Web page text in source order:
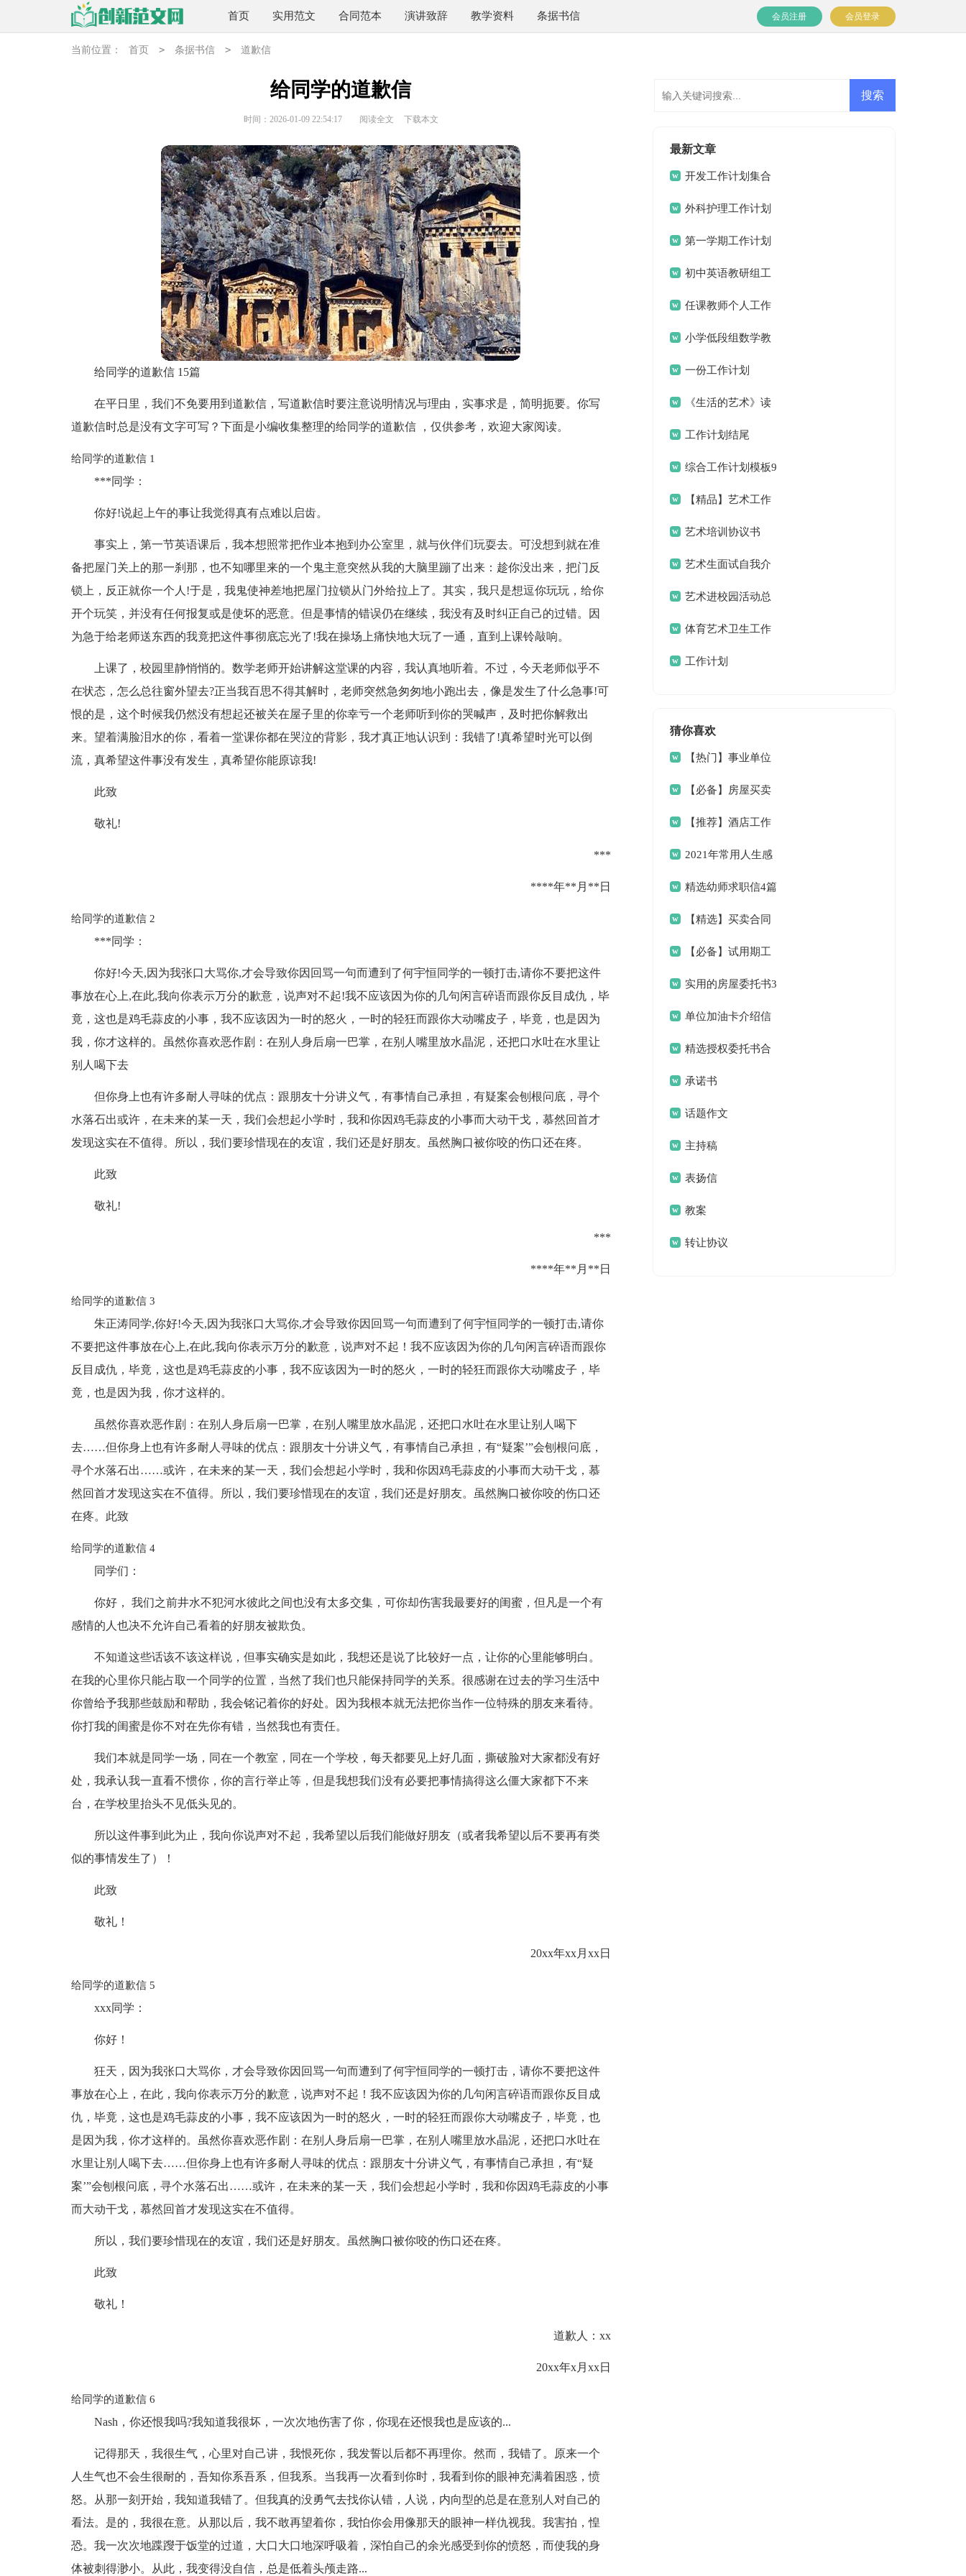
首页 实用范文 合同范本 演讲致辞 教学资料 条据书信 会员登录
会员注册
当前位置： 首页 > 条据书信 > 道歉信
给同学的道歉信
时间：2026-01-09 22:54:17 阅读全文 下载本文
给同学的道歉信 15篇
在平日里，我们不免要用到道歉信，写道歉信时要注意说明情况与理由，实事求是，简明扼要。你写
道歉信时总是没有文字可写？下面是小编收集整理的给同学的道歉信 ，仅供参考，欢迎大家阅读。
给同学的道歉信 1
***同学：
你好!说起上午的事让我觉得真有点难以启齿。
事实上，第一节英语课后，我本想照常把作业本抱到办公室里，就与伙伴们玩耍去。可没想到就在准
备把屋门关上的那一刹那，也不知哪里来的一个鬼主意突然从我的大脑里蹦了出来：趁你没出来，把门反
锁上，反正就你一个人!于是，我鬼使神差地把屋门拉锁从门外给拉上了。其实，我只是想逗你玩玩，给你
开个玩笑，并没有任何报复或是使坏的恶意。但是事情的错误仍在继续，我没有及时纠正自己的过错。因
为急于给老师送东西的我竟把这件事彻底忘光了!我在操场上痛快地大玩了一通，直到上课铃敲响。
上课了，校园里静悄悄的。数学老师开始讲解这堂课的内容，我认真地听着。不过，今天老师似乎不
在状态，怎么总往窗外望去?正当我百思不得其解时，老师突然急匆匆地小跑出去，像是发生了什么急事!可
恨的是，这个时候我仍然没有想起还被关在屋子里的你幸亏一个老师听到你的哭喊声，及时把你解救出
来。望着满脸泪水的你，看着一堂课你都在哭泣的背影，我才真正地认识到：我错了!真希望时光可以倒
流，真希望这件事没有发生，真希望你能原谅我!
此致
敬礼!
***
****年**月**日
给同学的道歉信 2
***同学：
你好!今天,因为我张口大骂你,才会导致你因回骂一句而遭到了何宇恒同学的一顿打击,请你不要把这件
事放在心上,在此,我向你表示万分的歉意，说声对不起!我不应该因为你的几句闲言碎语而跟你反目成仇，毕
竟，这也是鸡毛蒜皮的小事，我不应该因为一时的怒火，一时的轻狂而跟你大动嘴皮子，毕竟，也是因为
我，你才这样的。虽然你喜欢恶作剧：在别人身后扇一巴掌，在别人嘴里放水晶泥，还把口水吐在水里让
别人喝下去
但你身上也有许多耐人寻味的优点：跟朋友十分讲义气，有事情自己承担，有疑案会刨根问底，寻个
水落石出或许，在未来的某一天，我们会想起小学时，我和你因鸡毛蒜皮的小事而大动干戈，慕然回首才
发现这实在不值得。所以，我们要珍惜现在的友谊，我们还是好朋友。虽然胸口被你咬的伤口还在疼。
此致
敬礼!
***
****年**月**日
给同学的道歉信 3
朱正涛同学,你好!今天,因为我张口大骂你,才会导致你因回骂一句而遭到了何宇恒同学的一顿打击,请你
不要把这件事放在心上,在此,我向你表示万分的歉意，说声对不起！我不应该因为你的几句闲言碎语而跟你
反目成仇，毕竟，这也是鸡毛蒜皮的小事，我不应该因为一时的怒火，一时的轻狂而跟你大动嘴皮子，毕
竟，也是因为我，你才这样的。
虽然你喜欢恶作剧：在别人身后扇一巴掌，在别人嘴里放水晶泥，还把口水吐在水里让别人喝下
去……但你身上也有许多耐人寻味的优点：跟朋友十分讲义气，有事情自己承担，有“疑案’”会刨根问底，
寻个水落石出……或许，在未来的某一天，我们会想起小学时，我和你因鸡毛蒜皮的小事而大动干戈，慕
然回首才发现这实在不值得。所以，我们要珍惜现在的友谊，我们还是好朋友。虽然胸口被你咬的伤口还
在疼。此致
给同学的道歉信 4
同学们：
你好， 我们之前井水不犯河水彼此之间也没有太多交集，可你却伤害我最要好的闺蜜，但凡是一个有
感情的人也决不允许自己看着的好朋友被欺负。
不知道这些话该不该这样说，但事实确实是如此，我想还是说了比较好一点，让你的心里能够明白。
在我的心里你只能占取一个同学的位置，当然了我们也只能保持同学的关系。很感谢在过去的学习生活中
你曾给予我那些鼓励和帮助，我会铭记着你的好处。因为我根本就无法把你当作一位特殊的朋友来看待。
你打我的闺蜜是你不对在先你有错，当然我也有责任。
我们本就是同学一场，同在一个教室，同在一个学校，每天都要见上好几面，撕破脸对大家都没有好
处，我承认我一直看不惯你，你的言行举止等，但是我想我们没有必要把事情搞得这么僵大家都下不来
台，在学校里抬头不见低头见的。
所以这件事到此为止，我向你说声对不起，我希望以后我们能做好朋友（或者我希望以后不要再有类
似的事情发生了）！
此致
敬礼！
20xx年xx月xx日
给同学的道歉信 5
xxx同学：
你好！
狂天，因为我张口大骂你，才会导致你因回骂一句而遭到了何宇恒同学的一顿打击，请你不要把这件
事放在心上，在此，我向你表示万分的歉意，说声对不起！我不应该因为你的几句闲言碎语而跟你反目成
仇，毕竟，这也是鸡毛蒜皮的小事，我不应该因为一时的怒火，一时的轻狂而跟你大动嘴皮子，毕竟，也
是因为我，你才这样的。虽然你喜欢恶作剧：在别人身后扇一巴掌，在别人嘴里放水晶泥，还把口水吐在
水里让别人喝下去……但你身上也有许多耐人寻味的优点：跟朋友十分讲义气，有事情自己承担，有“疑
案’”会刨根问底，寻个水落石出……或许，在未来的某一天，我们会想起小学时，我和你因鸡毛蒜皮的小事
而大动干戈，慕然回首才发现这实在不值得。
所以，我们要珍惜现在的友谊，我们还是好朋友。虽然胸口被你咬的伤口还在疼。
此致
敬礼！
道歉人：xx
20xx年x月xx日
给同学的道歉信 6
Nash，你还恨我吗?我知道我很坏，一次次地伤害了你，你现在还恨我也是应该的...
记得那天，我很生气，心里对自己讲，我恨死你，我发誓以后都不再理你。然而，我错了。原来一个
人生气也不会生很耐的，吾知你系吾系，但我系。当我再一次看到你时，我看到你的眼神充满着困惑，愤
怒。从那一刻开始，我知道我错了。但我真的没勇气去找你认错，人说，内向型的总是在意别人对自己的
看法。是的，我很在意。从那以后，我不敢再望着你，我怕你会用像那天的眼神一样仇视我。我害拍，惶
恐。我一次次地蹀躞于饭堂的过道，大口大口地深呼吸着，深怕自己的余光感受到你的愤怒，而使我的身
体被刺得渺小。从此，我变得没自信，总是低着头颅走路...
最新文章
开发工作计划集合
七篇外科护理工作计划
15篇第一学期工作计划
初中英语教研组工
作计划任课教师个人工作
计划小学低段组数学教
研组工作计划
一份工作计划
《生活的艺术》读
书笔记工作计划结尾
综合工作计划模板9
篇 【精品】艺术工作
计划三篇
艺术培训协议书
艺术生面试自我介
绍 艺术进校园活动总
结合集8篇
体育艺术卫生工作
总结工作计划
猜你喜欢
【热门】事业单位
请假条4篇
【必备】房屋买卖
合同范文6篇
【推荐】酒店工作
总结三篇
2021年常用人生感
言语录33条
精选幼师求职信4篇
【精选】买卖合同
范文9篇【必备】试用期工
作总结合集八篇
实用的房屋委托书3
篇 单位加油卡介绍信
锦集六篇
精选授权委托书合
集5篇承诺书
话题作文
主持稿
表扬信
教案
转让协议